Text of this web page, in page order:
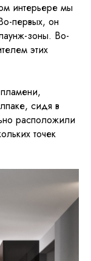
интерьере мы
первых, он
зоны. Во-
этих
сидя в
расположили
точек